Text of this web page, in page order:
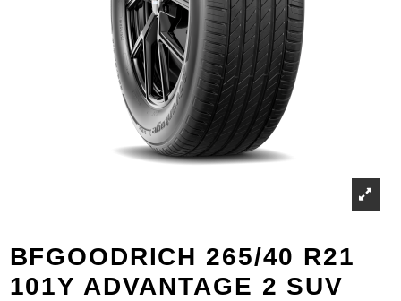
BFGOODRICH 265/40 R21
101Y ADVANTAGE 2 SUV